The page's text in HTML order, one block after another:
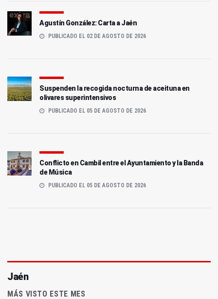
Agustín González: Carta a Jaén
PUBLICADO EL 02 DE AGOSTO DE 2026
Suspenden la recogida nocturna de aceituna en
olivares superintensivos
PUBLICADO EL 05 DE AGOSTO DE 2026
Conflicto en Cambil entre el Ayuntamiento y la Banda
de Música
PUBLICADO EL 05 DE AGOSTO DE 2026
Jaén
MÁS VISTO ESTE MES